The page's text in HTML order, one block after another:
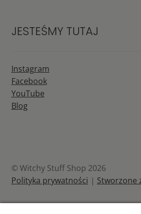
JESTEŚMY TUTAJ
Instagram
Facebook
YouTube
Blog
© Witchy Stuff Shop 2026
Polityka prywatności
Stworzone